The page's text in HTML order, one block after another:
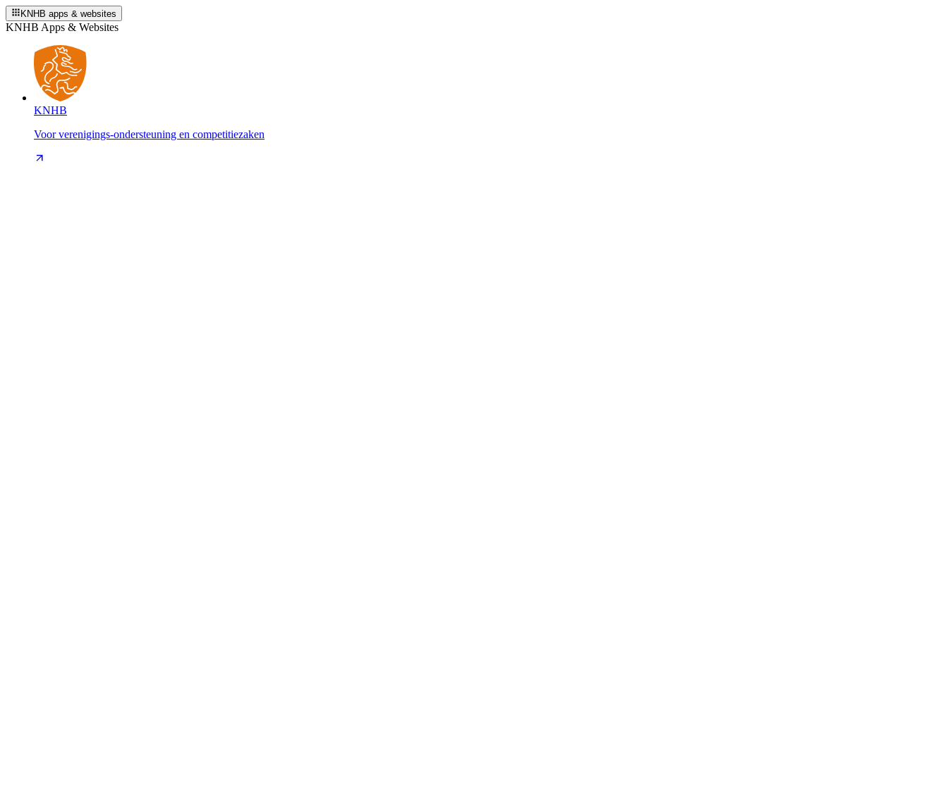
KNHB apps & websites
KNHB Apps & Websites
KNHB
Voor verenigings-ondersteuning en competitiezaken